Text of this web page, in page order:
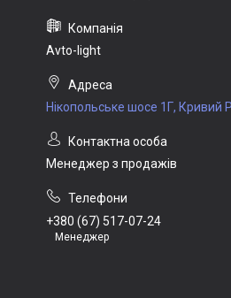
Avto-light
Нікопольське шосе 1Г, Кривий
Менеджер з продажів
+380 (67) 517-07-24
Менеджер